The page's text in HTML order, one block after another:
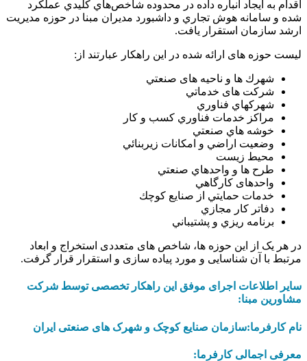
اقدام به ايجاد انباره داده در محدوده شاخص‌هاي كليدي عملكرد
شده و سامانه هوش تجاري و داشبورد مديران مبنا در حوزه مديريت
ارشد سازمان استقرار یافت.
لیست حوزه های ارائه شده در این راهکار عبارتند از:
شهرك ها و ناحيه های صنعتي
شركت های خدماتي
شهركهاي فناوري
مراكز خدمات فناوري كسب و كار
خوشه هاي صنعتي
وضعیت اراضي و امكانات زيربنائي
محيط زيست
طرح ها و واحدهاي صنعتي
واحدهای كارگاهي
خدمات حمايتي از صنايع كوچك
دفاتر كار مجازي
برنامه ريزي و پشتيباني
در هر یک از این حوزه ها، شاخص های متعددی استخراج و ابعاد
مرتبط با آن شناسایی و مورد پیاده سازی و استقرار قرار گرفت.
سایر اطلاعات اجرای موفق این راهکار تخصصی توسط شرکت
مشاورین مبنا:
نام کارفرما:سازمان صنایع کوچک و شهرک های صنعتی ایران
معرفی اجمالی کارفرما: